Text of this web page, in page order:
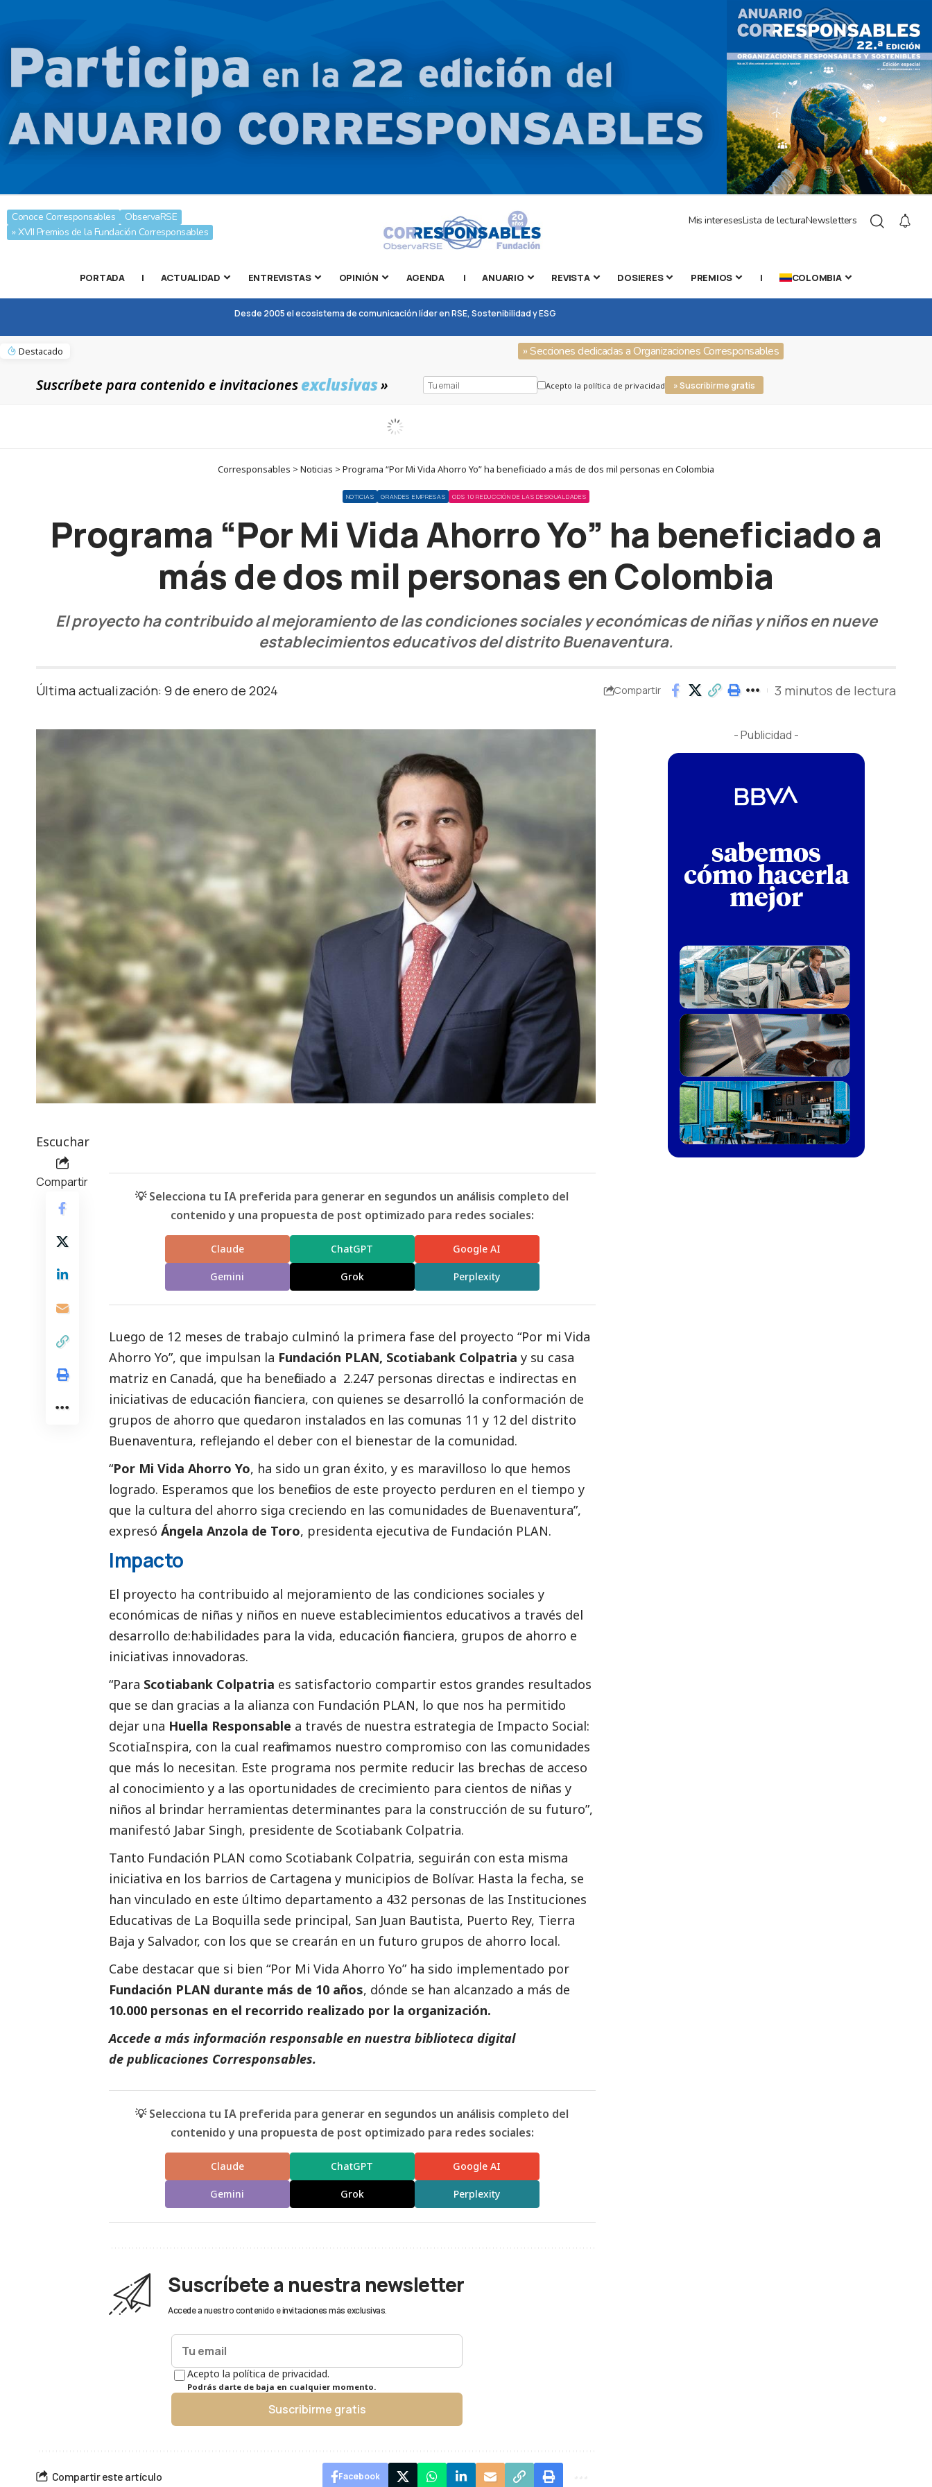
Conoce Corresponsables
ObservaRSE
» XVII Premios de la Fundación Corresponsables
Mis interesesLista de lecturaNewsletters
PORTADA | ACTUALIDAD ENTREVISTAS OPINIÓN AGENDA | ANUARIO REVISTA DOSIERES PREMIOS | COLOMBIA
Desde 2005 el ecosistema de comunicación líder en RSE, Sostenibilidad y ESG
Destacado » Secciones dedicadas a Organizaciones Corresponsables
Suscríbete para contenido e invitacionesexclusivas» Acepto la política de privacidad » Suscribirme gratis
Corresponsables > Noticias > Programa “Por Mi Vida Ahorro Yo” ha beneficiado a más de dos mil personas en Colombia
NOTICIAS GRANDES EMPRESAS ODS 10 REDUCCIÓN DE LAS DESIGUALDADES
Programa “Por Mi Vida Ahorro Yo” ha beneficiado a
más de dos mil personas en Colombia
El proyecto ha contribuido al mejoramiento de las condiciones sociales y económicas de niñas y niños en nueve
establecimientos educativos del distrito Buenaventura.
Última actualización: 9 de enero de 2024 Compartir 3 minutos de lectura
Escuchar
Compartir
💡 Selecciona tu IA preferida para generar en segundos un análisis completo del
contenido y una propuesta de post optimizado para redes sociales:
Claude ChatGPT Google AI
Gemini Grok Perplexity
Luego de 12 meses de trabajo culminó la primera fase del proyecto “Por mi Vida
Ahorro Yo”, que impulsan la Fundación PLAN, Scotiabank Colpatria y su casa
matriz en Canadá, que ha beneficiado a 2.247 personas directas e indirectas en
iniciativas de educación financiera, con quienes se desarrolló la conformación de
grupos de ahorro que quedaron instalados en las comunas 11 y 12 del distrito
Buenaventura, reflejando el deber con el bienestar de la comunidad.
“Por Mi Vida Ahorro Yo, ha sido un gran éxito, y es maravilloso lo que hemos
logrado. Esperamos que los beneficios de este proyecto perduren en el tiempo y
que la cultura del ahorro siga creciendo en las comunidades de Buenaventura”,
expresó Ángela Anzola de Toro, presidenta ejecutiva de Fundación PLAN.
Impacto
El proyecto ha contribuido al mejoramiento de las condiciones sociales y
económicas de niñas y niños en nueve establecimientos educativos a través del
desarrollo de:habilidades para la vida, educación financiera, grupos de ahorro e
iniciativas innovadoras.
“Para Scotiabank Colpatria es satisfactorio compartir estos grandes resultados
que se dan gracias a la alianza con Fundación PLAN, lo que nos ha permitido
dejar una Huella Responsable a través de nuestra estrategia de Impacto Social:
ScotiaInspira, con la cual reafirmamos nuestro compromiso con las comunidades
que más lo necesitan. Este programa nos permite reducir las brechas de acceso
al conocimiento y a las oportunidades de crecimiento para cientos de niñas y
niños al brindar herramientas determinantes para la construcción de su futuro”,
manifestó Jabar Singh, presidente de Scotiabank Colpatria.
Tanto Fundación PLAN como Scotiabank Colpatria, seguirán con esta misma
iniciativa en los barrios de Cartagena y municipios de Bolívar. Hasta la fecha, se
han vinculado en este último departamento a 432 personas de las Instituciones
Educativas de La Boquilla sede principal, San Juan Bautista, Puerto Rey, Tierra
Baja y Salvador, con los que se crearán en un futuro grupos de ahorro local.
Cabe destacar que si bien “Por Mi Vida Ahorro Yo” ha sido implementado por
Fundación PLAN durante más de 10 años, dónde se han alcanzado a más de
10.000 personas en el recorrido realizado por la organización.
Accede a más información responsable en nuestra biblioteca digital
de publicaciones Corresponsables.
💡 Selecciona tu IA preferida para generar en segundos un análisis completo del
contenido y una propuesta de post optimizado para redes sociales:
Claude ChatGPT Google AI
Gemini Grok Perplexity
Suscríbete a nuestra newsletter
Accede a nuestro contenido e invitaciones más exclusivas.
Acepto la política de privacidad.
Podrás darte de baja en cualquier momento.
Suscribirme gratis
Compartir este artículo Facebook
- Publicidad -